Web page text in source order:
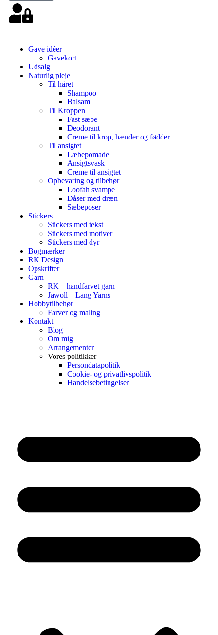
Gave idéer
Gavekort
Udsalg
Naturlig pleje
Til håret
Shampoo
Balsam
Til Kroppen
Fast sæbe
Deodorant
Creme til krop, hænder og fødder
Til ansigtet
Læbepomade
Ansigtsvask
Creme til ansigtet
Opbevaring og tilbehør
Loofah svampe
Dåser med dræn
Sæbeposer
Stickers
Stickers med tekst
Stickers med motiver
Stickers med dyr
Bogmærker
RK Design
Opskrifter
Garn
RK – håndfarvet garn
Jawoll – Lang Yarns
Hobbytilbehør
Farver og maling
Kontakt
Blog
Om mig
Arrangementer
Vores politikker
Persondatapolitik
Cookie- og privatlivspolitik
Handelsebetingelser